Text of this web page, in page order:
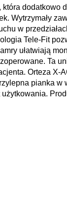
dodatkowo
Wytrzymały
w
Tele-Fit
ułatwiają
Ta
Orteza X-
pianka w
użytkowania.